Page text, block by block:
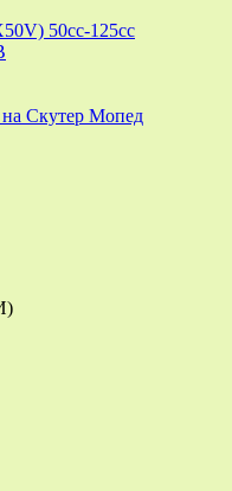
50cc-125cc
Скутер Мопед